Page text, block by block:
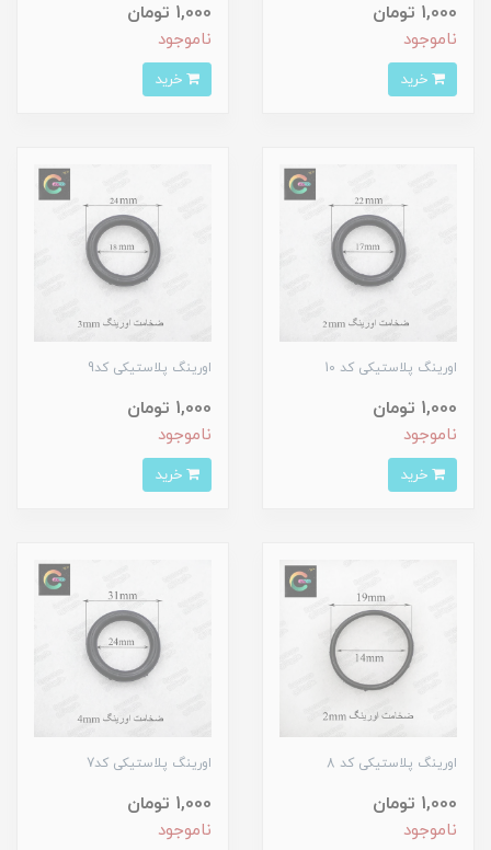
1,000 تومان
ناموجود
1,000 تومان
ناموجود
اورینگ پلاستیکی کد 10
1,000 تومان
ناموجود
اورینگ پلاستیکی کد9
1,000 تومان
ناموجود
اورینگ پلاستیکی کد 8
1,000 تومان
ناموجود
اورینگ پلاستیکی کد7
1,000 تومان
ناموجود